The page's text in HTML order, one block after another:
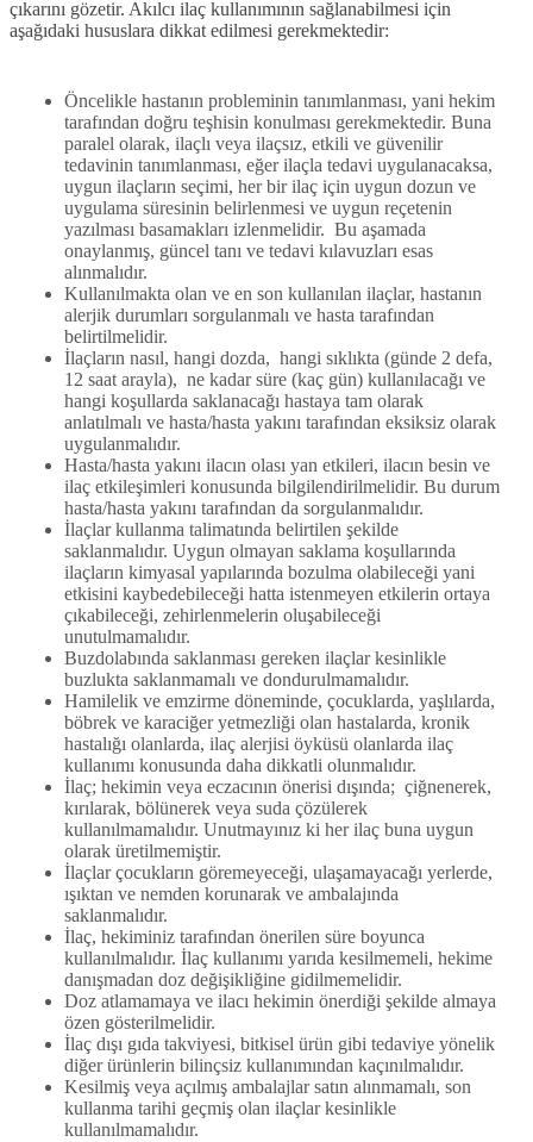
çıkarını gözetir. Akılcı ilaç kullanımının sağlanabilmesi için
aşağıdaki hususlara dikkat edilmesi gerekmektedir:
Öncelikle hastanın probleminin tanımlanması, yani hekim
tarafından doğru teşhisin konulması gerekmektedir. Buna
paralel olarak, ilaçlı veya ilaçsız, etkili ve güvenilir
tedavinin tanımlanması, eğer ilaçla tedavi uygulanacaksa,
uygun ilaçların seçimi, her bir ilaç için uygun dozun ve
uygulama süresinin belirlenmesi ve uygun reçetenin
yazılması basamakları izlenmelidir. Bu aşamada
onaylanmış, güncel tanı ve tedavi kılavuzları esas
alınmalıdır.
Kullanılmakta olan ve en son kullanılan ilaçlar, hastanın
alerjik durumları sorgulanmalı ve hasta tarafından
belirtilmelidir.
İlaçların nasıl, hangi dozda, hangi sıklıkta (günde 2 defa,
12 saat arayla), ne kadar süre (kaç gün) kullanılacağı ve
hangi koşullarda saklanacağı hastaya tam olarak
anlatılmalı ve hasta/hasta yakını tarafından eksiksiz olarak
uygulanmalıdır.
Hasta/hasta yakını ilacın olası yan etkileri, ilacın besin ve
ilaç etkileşimleri konusunda bilgilendirilmelidir. Bu durum
hasta/hasta yakını tarafından da sorgulanmalıdır.
İlaçlar kullanma talimatında belirtilen şekilde
saklanmalıdır. Uygun olmayan saklama koşullarında
ilaçların kimyasal yapılarında bozulma olabileceği yani
etkisini kaybedebileceği hatta istenmeyen etkilerin ortaya
çıkabileceği, zehirlenmelerin oluşabileceği
unutulmamalıdır.
Buzdolabında saklanması gereken ilaçlar kesinlikle
buzlukta saklanmamalı ve dondurulmamalıdır.
Hamilelik ve emzirme döneminde, çocuklarda, yaşlılarda,
böbrek ve karaciğer yetmezliği olan hastalarda, kronik
hastalığı olanlarda, ilaç alerjisi öyküsü olanlarda ilaç
kullanımı konusunda daha dikkatli olunmalıdır.
İlaç; hekimin veya eczacının önerisi dışında; çiğnenerek,
kırılarak, bölünerek veya suda çözülerek
kullanılmamalıdır. Unutmayınız ki her ilaç buna uygun
olarak üretilmemiştir.
İlaçlar çocukların göremeyeceği, ulaşamayacağı yerlerde,
ışıktan ve nemden korunarak ve ambalajında
saklanmalıdır.
İlaç, hekiminiz tarafından önerilen süre boyunca
kullanılmalıdır. İlaç kullanımı yarıda kesilmemeli, hekime
danışmadan doz değişikliğine gidilmemelidir.
Doz atlamamaya ve ilacı hekimin önerdiği şekilde almaya
özen gösterilmelidir.
İlaç dışı gıda takviyesi, bitkisel ürün gibi tedaviye yönelik
diğer ürünlerin bilinçsiz kullanımından kaçınılmalıdır.
Kesilmiş veya açılmış ambalajlar satın alınmamalı, son
kullanma tarihi geçmiş olan ilaçlar kesinlikle
kullanılmamalıdır.